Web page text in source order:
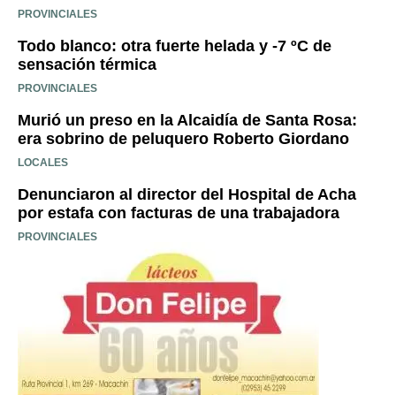
PROVINCIALES
Todo blanco: otra fuerte helada y -7 ºC de
sensación térmica
PROVINCIALES
Murió un preso en la Alcaidía de Santa Rosa:
era sobrino de peluquero Roberto Giordano
LOCALES
Denunciaron al director del Hospital de Acha
por estafa con facturas de una trabajadora
PROVINCIALES